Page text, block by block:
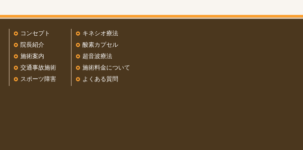
コンセプト
院長紹介
施術案内
交通事故施術
スポーツ障害
キネシオ療法
酸素カプセル
超音波療法
施術料金について
よくある質問